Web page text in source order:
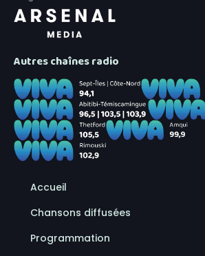
Autres chaînes radio
Accueil
Chansons diffusées
Programmation